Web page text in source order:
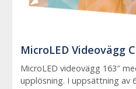
MicroLED Videovägg
MicroLED videovägg 163″
upplösning. I uppsättning av